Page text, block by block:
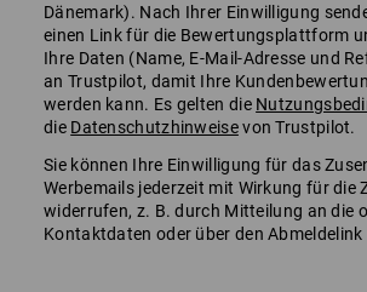
Dänemark). Nach Ihrer Einwilligung
einen Link für die Bewertungsplattform
Ihre Daten (Name, E-Mail-Adresse und
an Trustpilot, damit Ihre
werden kann. Es gelten die
die Datenschutzhinweisevon Trustpilot.
Sie können Ihre Einwilligung für das
Werbemails jederzeit mit Wirkung für die
widerrufen, z. B. durch Mitteilung an die
Kontaktdaten oder über den Abmeldelink